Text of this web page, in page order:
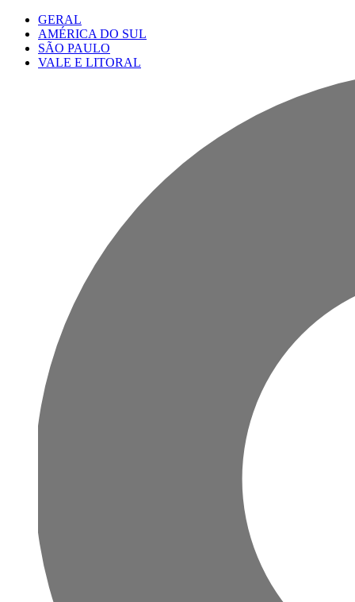
GERAL
AMÉRICA DO SUL
SÃO PAULO
VALE E LITORAL